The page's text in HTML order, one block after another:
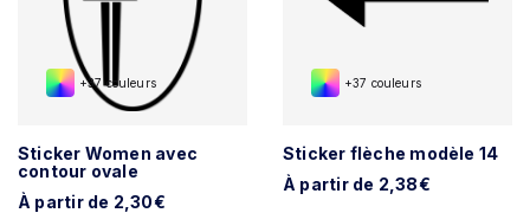
+37 couleurs
Sticker Women avec
contour ovale
À partir de 2,30€
+37 couleurs
Sticker flèche modèle 14
À partir de 2,38€